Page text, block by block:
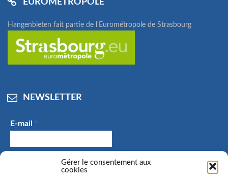
Gérer le consentement aux
cookies
EUROMÉTROPOLE
Hangenbieten fait partie de l'Eurométropole de Strasbourg
NEWSLETTER
E-mail *
J'accepte de recevoir des e-mails et confirme avoir
pris connaissance de la politique de confidentialité.